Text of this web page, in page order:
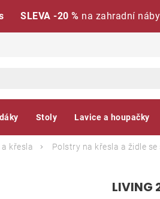
SLEVA -20 % na zahradní
Stoly Lavice a houpačky
křesla Polstry na křesla a židle